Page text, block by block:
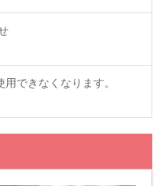
できなくなります。